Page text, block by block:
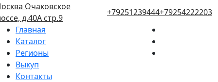
Очаковское
д.40А стр.9
+79251239444+79254222203
Главная
Каталог
Регионы
Выкуп
Контакты